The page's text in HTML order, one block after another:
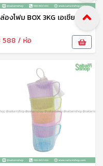
องโฟม BOX 3KG เอเชีย
588 / ห่อ